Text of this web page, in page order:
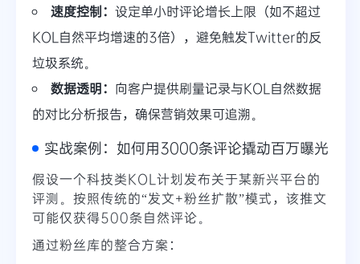
速度控制： 设定单小时评论增长上限（如不超过
KOL自然平均增速的3倍），避免触发Twitter的反
垃圾系统。
数据透明： 向客户提供刷量记录与KOL自然数据
的对比分析报告，确保营销效果可追溯。
实战案例：如何用3000条评论撬动百万曝光
假设一个科技类KOL计划发布关于某新兴平台的
评测。按照传统的“发文+粉丝扩散”模式，该推文
可能仅获得500条自然评论。
通过粉丝库的整合方案：